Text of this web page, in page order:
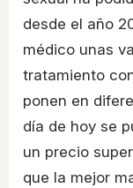
desde el año
médico unas
tratamiento
ponen en
día de hoy se
un precio
que la mejor